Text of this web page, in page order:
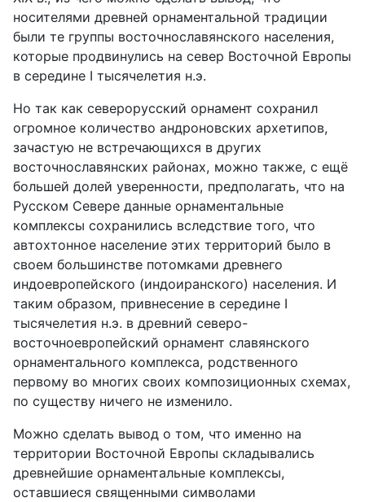
носителями древней орнаментальной традиции
были те группы восточнославянского населения,
которые продвинулись на север Восточной Европы
в середине I тысячелетия н.э.
Но так как северорусский орнамент сохранил
огромное количество андроновских архетипов,
зачастую не встречающихся в других
восточнославянских районах, можно также, с ещё
большей долей уверенности, предполагать, что на
Русском Севере данные орнаментальные
комплексы сохранились вследствие того, что
автохтонное население этих территорий было в
своем большинстве потомками древнего
индоевропейского (индоиранского) населения. И
таким образом, привнесение в середине I
тысячелетия н.э. в древний северо-
восточноевропейский орнамент славянского
орнаментального комплекса, родственного
первому во многих своих композиционных схемах,
по существу ничего не изменило.
Можно сделать вывод о том, что именно на
территории Восточной Европы складывались
древнейшие орнаментальные комплексы,
оставшиеся священными символами